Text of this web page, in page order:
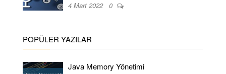
4 Mart 2022 0
POPÜLER YAZILAR
Java Memory Yönetimi